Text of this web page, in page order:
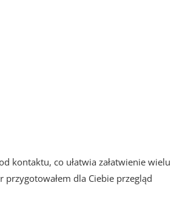
kontaktu, co ułatwia załatwienie wielu
dla Ciebie przegląd